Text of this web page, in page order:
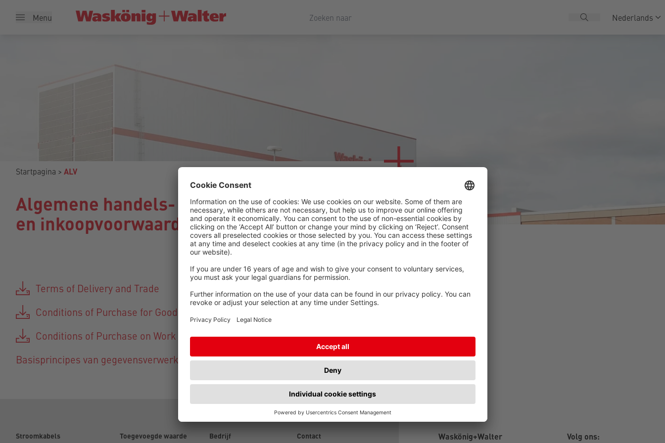
Menu Nederlands
Startpagina ALV
Algemene handels-
en inkoopvoorwaarden
Terms of Delivery and Trade
Conditions of Purchase for Goods
Conditions of Purchase on Work Services
Basisprincipes van gegevensverwerking bij Waskönig+Walter
Stroomkabels Toegevoegde waarde Bedrijf Contact Waskönig+Walter Volg ons: